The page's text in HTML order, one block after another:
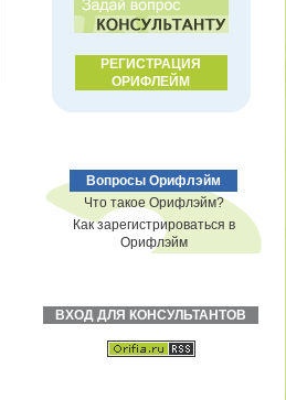
РЕГИСТРАЦИЯ
ОРИФЛЕЙМ
Вопросы Орифлэйм
Что такое Орифлэйм?
Как зарегистрироваться в
Орифлэйм
ВХОД ДЛЯ КОНСУЛЬТАНТОВ